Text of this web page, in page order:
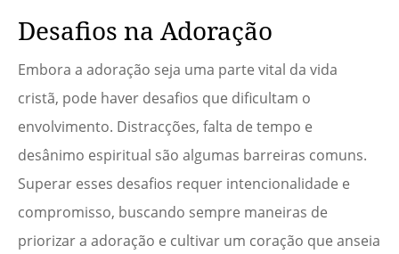
Desafios na Adoração
Embora a adoração seja uma parte vital da vida
cristã, pode haver desafios que dificultam o
envolvimento. Distracções, falta de tempo e
desânimo espiritual são algumas barreiras comuns.
Superar esses desafios requer intencionalidade e
compromisso, buscando sempre maneiras de
priorizar a adoração e cultivar um coração que anseia